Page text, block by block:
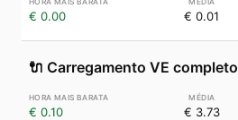
€ 0.00 € 0.01
🔌 Carregamento VE completo
€ 0.10 € 3.73